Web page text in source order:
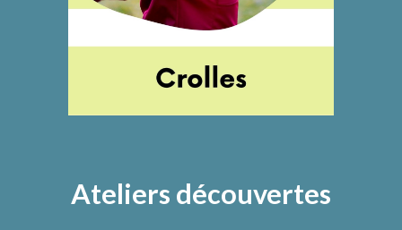
Ateliers découvertes